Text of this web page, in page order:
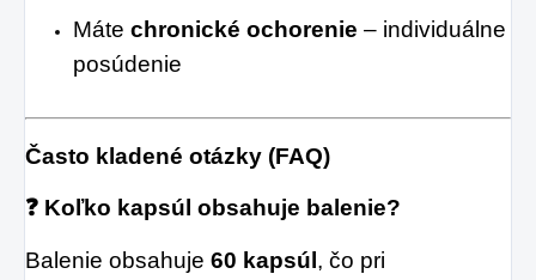
Máte chronické ochorenie – individuálne
posúdenie
Často kladené otázky (FAQ)
❓ Koľko kapsúl obsahuje balenie?
Balenie obsahuje 60 kapsúl , čo pri